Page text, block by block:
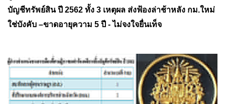
บัญชีทรัพย์สิน ปี 2562 ทั้ง 3 เหตุผล ส่งฟ้องล่าช้าหลัง กม.ใหม่
ใช่บังคับ –ขาดอายุความ 5 ปี - ไม่จงใจยื่นเท็จ